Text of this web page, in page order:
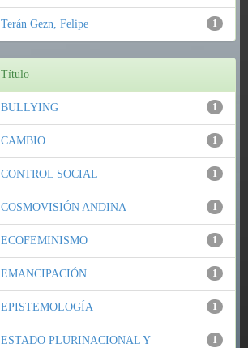
1
Terán Gezn, Felipe
Título
1
BULLYING
1
CAMBIO
1
CONTROL SOCIAL
1
COSMOVISIÓN ANDINA
1
ECOFEMINISMO
1
EMANCIPACIÓN
1
EPISTEMOLOGÍA
1
ESTADO PLURINACIONAL Y